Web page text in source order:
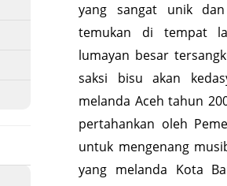
yang sangat unik
temukan di tempat
lumayan besar
saksi bisu akan
melanda Aceh tahun
pertahankan oleh
untuk mengenang
yang melanda Kota